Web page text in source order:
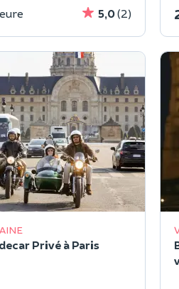
5,0(2)
Privé à Paris